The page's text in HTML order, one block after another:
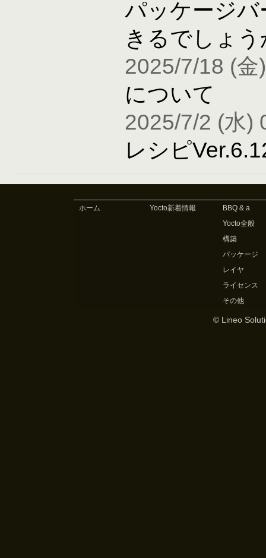
パッケージ
きるでしょう
2025/7/18 (金
について
2025/7/2 (水)
レシピ
ホーム Yocto新着情報
BBQ & a
Yocto全般
構築
パッケージ
レイヤ
ライセンス
その他
© Lineo